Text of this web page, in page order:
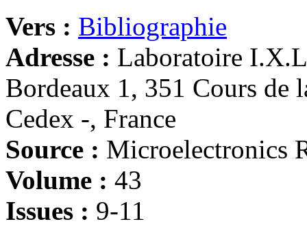
Vers : Bibliographie
Adresse : Laboratoire
Bordeaux 1, 351 Cours de
Cedex -, France
Source : Microelectronics
Volume : 43
Issues : 9-11